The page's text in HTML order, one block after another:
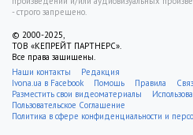
- строго запрещено.
© 2000-2025,
ТОВ «КЕПРЕЙТ ПАРТНЕРС».
Все права защищены.
Наши контакты
Редакция
Ivona.ua в Facebook
Помощь Правила
Разместить свои видеоматериалы
Пользовательское Соглашение
Политика в сфере конфиденциальности и